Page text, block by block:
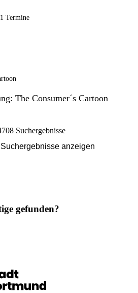
Termine
The Consumer´s Cartoon
Suchergebnisse
anzeigen
gefunden?